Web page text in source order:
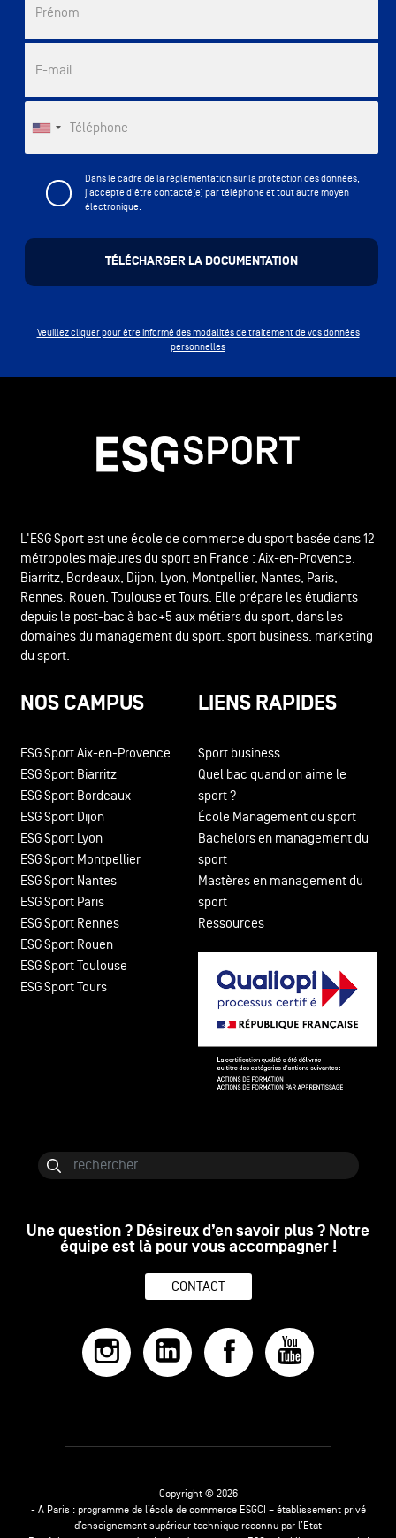
Prénom
E-mail
Téléphone
Dans le cadre de la réglementation sur la protection des données,
j'accepte d'être contacté(e) par téléphone et tout autre moyen
électronique.
Veuillez cliquer pour être informé des modalités de traitement de vos données
personnelles
L'ESG Sport est une école de commerce du sport basée dans 12
métropoles majeures du sport en France : Aix-en-Provence,
Biarritz, Bordeaux, Dijon, Lyon, Montpellier, Nantes, Paris,
Rennes, Rouen, Toulouse et Tours. Elle prépare les étudiants
depuis le post-bac à bac+5 aux métiers du sport, dans les
domaines du management du sport, sport business, marketing
du sport.
NOS CAMPUS
ESG Sport Aix-en-Provence
ESG Sport Biarritz
ESG Sport Bordeaux
ESG Sport Dijon
ESG Sport Lyon
ESG Sport Montpellier
ESG Sport Nantes
ESG Sport Paris
ESG Sport Rennes
ESG Sport Rouen
ESG Sport Toulouse
ESG Sport Tours
LIENS RAPIDES
Sport business
Quel bac quand on aime le
sport ?
École Management du sport
Bachelors en management du
sport
Mastères en management du
sport
Ressources
Une question ? Désireux d’en savoir plus ? Notre
équipe est là pour vous accompagner !
CONTACT
Copyright © 2026
- A Paris : programme de l’école de commerce ESGCI – établissement privé
d’enseignement supérieur technique reconnu par l’Etat